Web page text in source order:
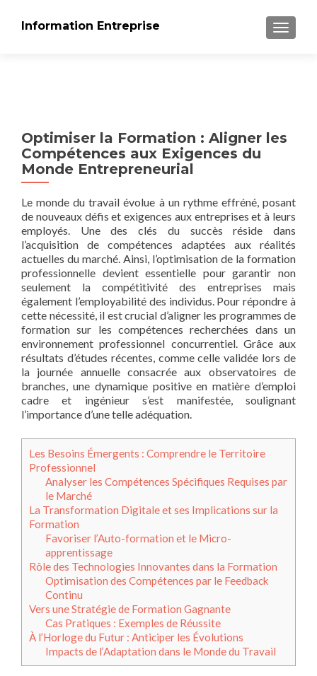
Information Entreprise
Optimiser la Formation : Aligner les
Compétences aux Exigences du
Monde Entrepreneurial
Le monde du travail évolue à un rythme effréné, posant
de nouveaux défis et exigences aux entreprises et à leurs
employés. Une des clés du succès réside dans
l’acquisition de compétences adaptées aux réalités
actuelles du marché. Ainsi, l’optimisation de la formation
professionnelle devient essentielle pour garantir non
seulement la compétitivité des entreprises mais
également l’employabilité des individus. Pour répondre à
cette nécessité, il est crucial d’aligner les programmes de
formation sur les compétences recherchées dans un
environnement professionnel concurrentiel. Grâce aux
résultats d’études récentes, comme celle validée lors de
la journée annuelle consacrée aux observatoires de
branches, une dynamique positive en matière d’emploi
cadre et ingénieur s’est manifestée, soulignant
l’importance d’une telle adéquation.
Les Besoins Émergents : Comprendre le Territoire
Professionnel
Analyser les Compétences Spécifiques Requises par
le Marché
La Transformation Digitale et ses Implications sur la
Formation
Favoriser l’Auto-formation et le Micro-
apprentissage
Rôle des Technologies Innovantes dans la Formation
Optimisation des Compétences par le Feedback
Continu
Vers une Stratégie de Formation Gagnante
Cas Pratiques : Exemples de Réussite
À l’Horloge du Futur : Anticiper les Évolutions
Impacts de l’Adaptation dans le Monde du Travail